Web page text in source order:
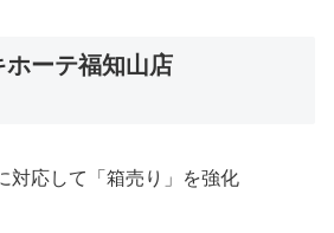
ーテ福知山店
対応して「箱売り」を強化